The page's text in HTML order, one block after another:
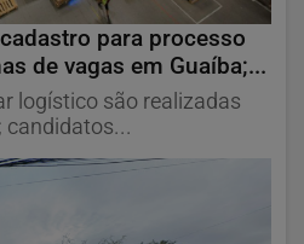
para processo
de vagas em Guaíba;...
logístico são realizadas
candidatos...